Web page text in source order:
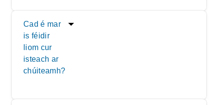
Cad é mar
is féidir
liom cur
isteach ar
chúiteamh?